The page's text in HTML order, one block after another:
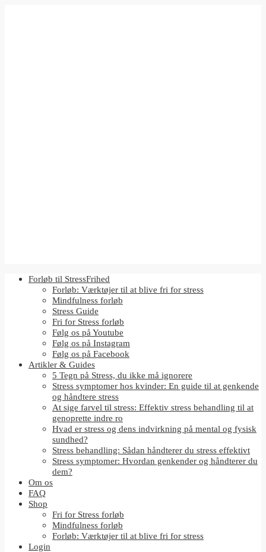
Forløb til StressFrihed
Forløb: Værktøjer til at blive fri for stress
Mindfulness forløb
Stress Guide
Fri for Stress forløb
Følg os på Youtube
Følg os på Instagram
Følg os på Facebook
Artikler & Guides
5 Tegn på Stress, du ikke må ignorere
Stress symptomer hos kvinder: En guide til at genkende
og håndtere stress
At sige farvel til stress: Effektiv stress behandling til at
genoprette indre ro
Hvad er stress og dens indvirkning på mental og fysisk
sundhed?
Stress behandling: Sådan håndterer du stress effektivt
Stress symptomer: Hvordan genkender og håndterer du
dem?
Om os
FAQ
Shop
Fri for Stress forløb
Mindfulness forløb
Forløb: Værktøjer til at blive fri for stress
Login